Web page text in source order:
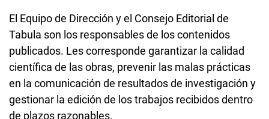
El Equipo de Dirección y el Consejo Editorial de
Tabula son los responsables de los contenidos
publicados. Les corresponde garantizar la calidad
científica de las obras, prevenir las malas prácticas
en la comunicación de resultados de investigación y
gestionar la edición de los trabajos recibidos dentro
de plazos razonables.